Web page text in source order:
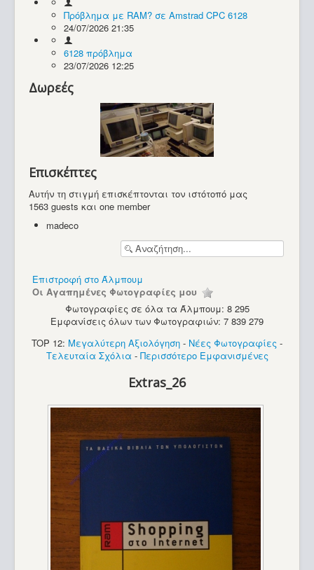
Υπολογιστές
Πρόβλημα με RAM? σε Amstrad CPC 6128
24/07/2026 21:35
6128 πρόβλημα
23/07/2026 12:25
Δωρεές
Επισκέπτες
Αυτήν τη στιγμή επισκέπτονται τον ιστότοπό μας
1563 guests και one member
madeco
Επιστροφή στο Άλμπουμ
Οι Αγαπημένες Φωτογραφίες μου
Φωτογραφίες σε όλα τα Άλμπουμ: 8 295
Εμφανίσεις όλων των Φωτογραφιών: 7 839 279
TOP 12: Μεγαλύτερη Αξιολόγηση - Νέες Φωτογραφίες -
Τελευταία Σχόλια - Περισσότερο Εμφανισμένες
Extras_26